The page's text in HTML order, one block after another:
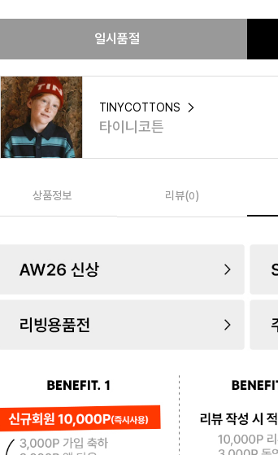
일시품절
TINYCOTTONS
타이니코튼
상품정보 리뷰(0)